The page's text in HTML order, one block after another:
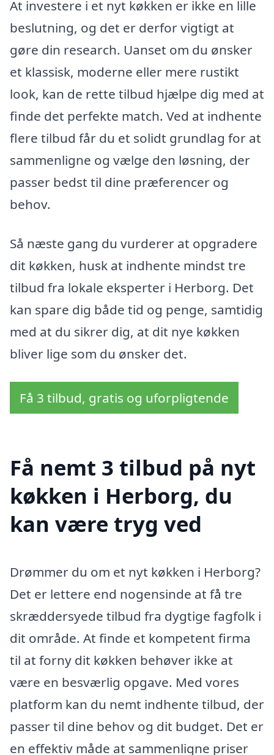
At investere i et nyt køkken er ikke en lille
beslutning, og det er derfor vigtigt at
gøre din research. Uanset om du ønsker
et klassisk, moderne eller mere rustikt
look, kan de rette tilbud hjælpe dig med at
finde det perfekte match. Ved at indhente
flere tilbud får du et solidt grundlag for at
sammenligne og vælge den løsning, der
passer bedst til dine præferencer og
behov.
Så næste gang du vurderer at opgradere
dit køkken, husk at indhente mindst tre
tilbud fra lokale eksperter i Herborg. Det
kan spare dig både tid og penge, samtidig
med at du sikrer dig, at dit nye køkken
bliver lige som du ønsker det.
Få 3 tilbud, gratis og uforpligtende
Få nemt 3 tilbud på nyt
køkken i Herborg, du
kan være tryg ved
Drømmer du om et nyt køkken i Herborg?
Det er lettere end nogensinde at få tre
skræddersyede tilbud fra dygtige fagfolk i
dit område. At finde et kompetent firma
til at forny dit køkken behøver ikke at
være en besværlig opgave. Med vores
platform kan du nemt indhente tilbud, der
passer til dine behov og dit budget. Det er
en effektiv måde at sammenligne priser